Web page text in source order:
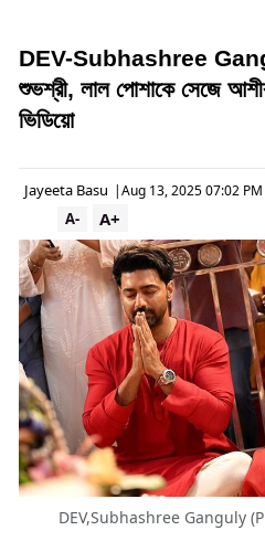
DEV-Subhashree
শুভশ্রী, লাল পোশাকে সেজে
ভিডিয়ো
Jayeeta Basu |Aug 13, 2025 07:02 PM
A+
A-
DEV,Subhashree Ganguly